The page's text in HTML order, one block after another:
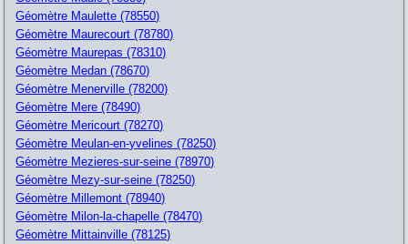
Géomètre Maulette (78550)
Géomètre Maurecourt (78780)
Géomètre Maurepas (78310)
Géomètre Medan (78670)
Géomètre Menerville (78200)
Géomètre Mere (78490)
Géomètre Mericourt (78270)
Géomètre Meulan-en-yvelines (78250)
Géomètre Mezieres-sur-seine (78970)
Géomètre Mezy-sur-seine (78250)
Géomètre Millemont (78940)
Géomètre Milon-la-chapelle (78470)
Géomètre Mittainville (78125)